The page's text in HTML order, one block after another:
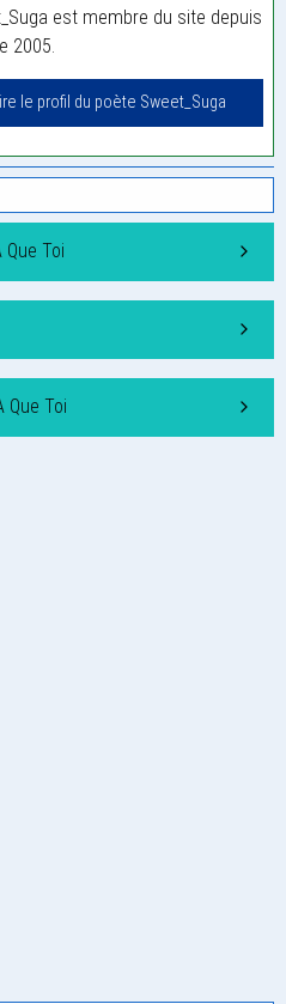
est membre du site depuis
2005.
le profil du poète Sweet_Suga
Que Toi
Que Toi